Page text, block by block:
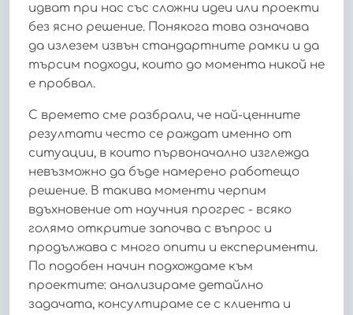
идват при нас със сложни идеи или проекти
без ясно решение. Понякога това означава
да излезем извън стандартните рамки и да
търсим подходи, които до момента никой не
е пробвал.
С времето сме разбрали, че най-ценните
резултати често се раждат именно от
ситуации, в които първоначално изглежда
невъзможно да бъде намерено работещо
решение. В такива моменти черпим
вдъхновение от научния прогрес - всяко
голямо откритие започва с въпрос и
продължава с много опити и експерименти.
По подобен начин подхождаме към
проектите: анализираме детайлно
задачата, консултираме се с клиента и